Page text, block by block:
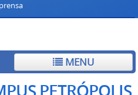
MENU
PETRÓPOLIS